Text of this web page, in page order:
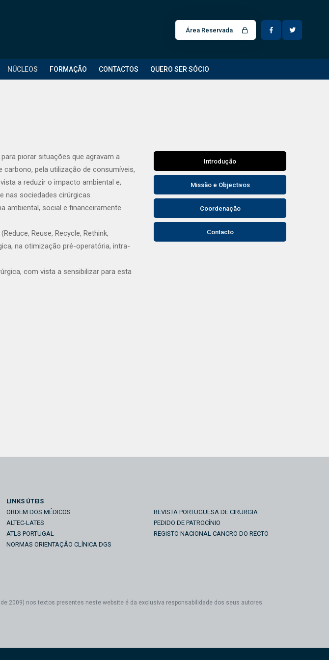
Área Reservada
NÚCLEOS FORMAÇÃO CONTACTOS QUERO SER SÓCIO
Introdução
Missão e Objectivos
Coordenação
Contacto
piorar situações que agravam a
pela utilização de consumíveis,
a reduzir o impacto ambiental e,
nas sociedades cirúrgicas.
ambiental, social e financeiramente
Reuse, Recycle, Rethink,
na otimização pré-operatória, intra-
com vista a sensibilizar para esta
LINKS ÚTEIS
ORDEM DOS MÉDICOS
ALTEC-LATES
ATLS PORTUGAL
NORMAS ORIENTAÇÃO CLÍNICA DGS
REVISTA PORTUGUESA DE CIRURGIA
PEDIDO DE PATROCÍNIO
REGISTO NACIONAL CANCRO DO RECTO
2009) nos textos presentes neste website é da exclusiva responsabilidade dos seus autores.